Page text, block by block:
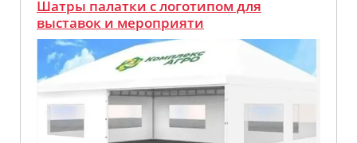
Шатры палатки с логотипом для
выставок и мероприяти